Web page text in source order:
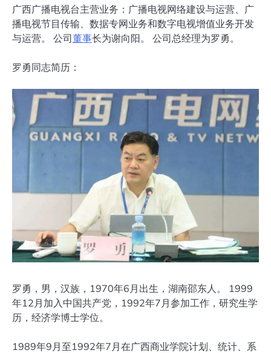
广西广播电视台主营业务：广播电视网络建设与运营、广
播电视节目传输、数据专网业务和数字电视增值业务开发
与运营。 公司董事长为谢向阳。 公司总经理为罗勇。
罗勇同志简历：
罗勇，男，汉族，1970年6月出生，湖南邵东人。 1999
年12月加入中国共产党，1992年7月参加工作，研究生学
历，经济学博士学位。
1989年9月至1992年7月在广西商业学院计划、统计、系